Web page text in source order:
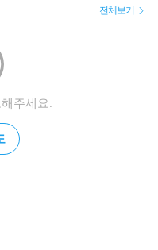
전체보기
주세요.